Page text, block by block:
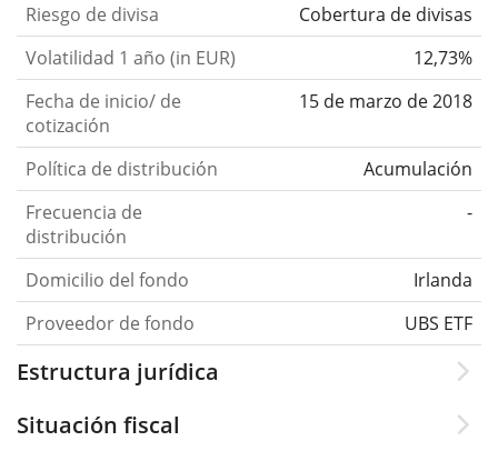
Riesgo de divisa
Cobertura de divisas
Volatilidad 1 año (in EUR)
12,73%
Fecha de inicio/ de
cotización
15 de marzo de 2018
Política de distribución
Acumulación
Frecuencia de
distribución
-
Domicilio del fondo
Irlanda
Proveedor de fondo
UBS ETF
Estructura jurídica
Situación fiscal